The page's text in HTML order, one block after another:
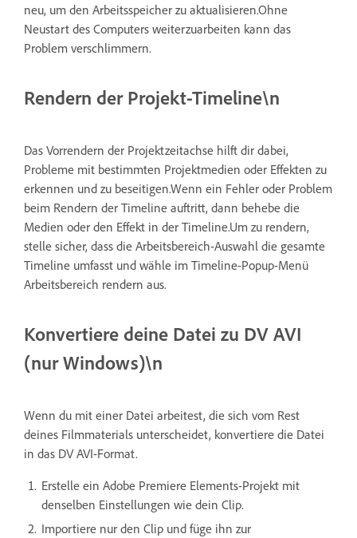
neu, um den Arbeitsspeicher zu aktualisieren.Ohne
Neustart des Computers weiterzuarbeiten kann das
Problem verschlimmern.
Rendern der Projekt-Timeline\n
Das Vorrendern der Projektzeitachse hilft dir dabei,
Probleme mit bestimmten Projektmedien oder Effekten zu
erkennen und zu beseitigen.Wenn ein Fehler oder Problem
beim Rendern der Timeline auftritt, dann behebe die
Medien oder den Effekt in der Timeline.Um zu rendern,
stelle sicher, dass die Arbeitsbereich-Auswahl die gesamte
Timeline umfasst und wähle im Timeline-Popup-Menü
Arbeitsbereich rendern aus.
Konvertiere deine Datei zu DV AVI
(nur Windows)\n
Wenn du mit einer Datei arbeitest, die sich vom Rest
deines Filmmaterials unterscheidet, konvertiere die Datei
in das DV AVI-Format.
Erstelle ein Adobe Premiere Elements-Projekt mit
denselben Einstellungen wie dein Clip.
Importiere nur den Clip und füge ihn zur